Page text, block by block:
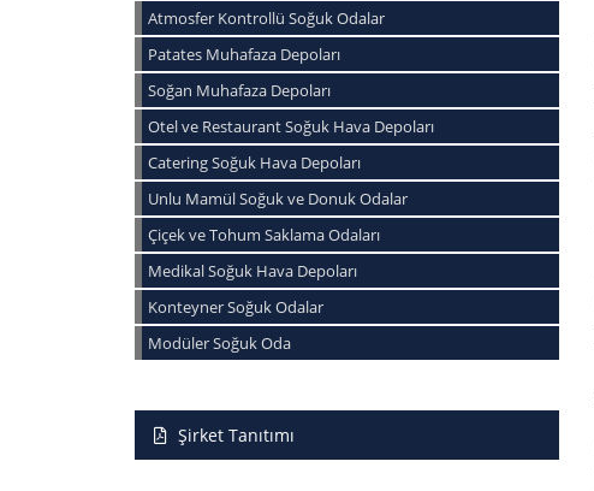
Atmosfer Kontrollü Soğuk Odalar
Patates Muhafaza Depoları
Soğan Muhafaza Depoları
Otel ve Restaurant Soğuk Hava Depoları
Catering Soğuk Hava Depoları
Unlu Mamül Soğuk ve Donuk Odalar
Çiçek ve Tohum Saklama Odaları
Medikal Soğuk Hava Depoları
Konteyner Soğuk Odalar
Modüler Soğuk Oda
Şirket Tanıtımı